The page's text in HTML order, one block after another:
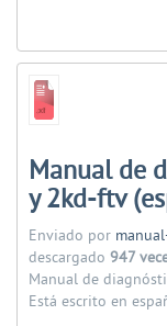
Manual de
y 2kd-ftv
Enviado por
descargado 947
Manual de
Está escrito en